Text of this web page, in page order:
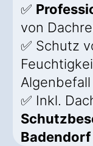
✅
von
✅ Schutz
Algenbefall
✅ Inkl.
Badendorf